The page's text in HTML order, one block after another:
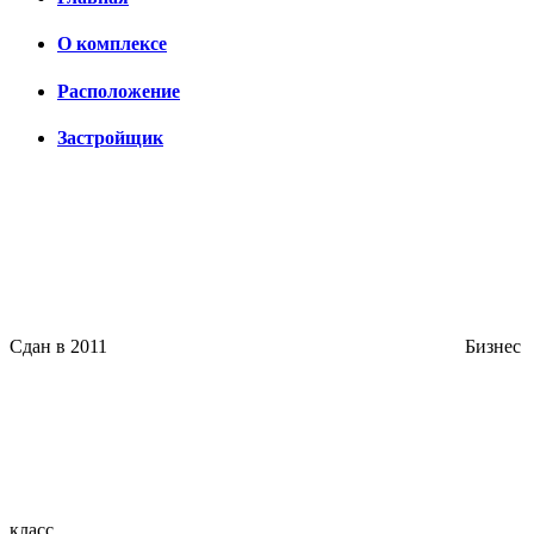
О комплексе
Расположение
Застройщик
Сдан в 2011 Бизнес